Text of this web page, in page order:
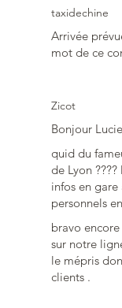
taxidechine
Arrivée
mot de ce
Zicot
Bonjour Lucie,
quid du
de Lyon
infos en
personnels
bravo
sur notre
le mépris
clients .